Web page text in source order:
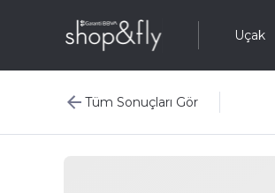
Uçak
Tüm Sonuçları Gör